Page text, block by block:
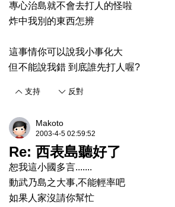
專心治島就不會去打人的怪啦
炸中我別的東西怎辨
這事情你可以說我小事化大
但不能說我錯 到底誰先打人喔?
支持 反對
Makoto
2003-4-5 02:59:52
Re: 西表島聽好了
恕我這小國多言.......
動武乃島之大事,不能輕率吧
如果人家沒請你幫忙